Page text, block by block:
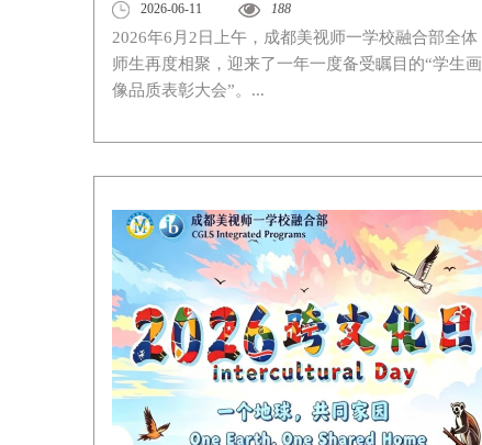
2026-06-11 188
2026年6月2日上午，成都美视师一学校融合部全体
师生再度相聚，迎来了一年一度备受瞩目的“学生画
像品质表彰大会”。...